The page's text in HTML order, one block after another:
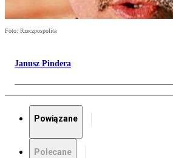
Foto: Rzeczpospolita
Janusz Pindera
Powiązane
Polecane